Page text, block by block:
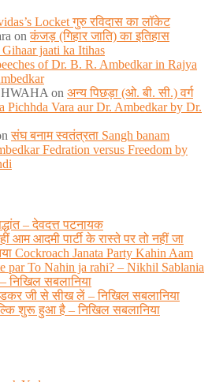
Locket गुरु रविदास का लॉकेट
onकंजड़ (गिहार जाति) का इतिहास
jaati ka Itihas
of Dr. B. R. Ambedkar in Rajya
on अन्य पिछड़ा (ओ. बी. सी.) वर्ग
Vara aur Dr. Ambedkar by Dr.
संघ बनाम स्वतंत्रता Sangh banam
Fedration versus Freedom by
– देवदत्त पटनायक
आम आदमी पार्टी के रास्ते पर तो नहीं जा
Cockroach Janata Party Kahin Aam
par To Nahin ja rahi? – Nikhil Sablania
निखिल सबलानिया
जी से सीख लें – निखिल सबलानिया
शुरू हुआ है – निखिल सबलानिया